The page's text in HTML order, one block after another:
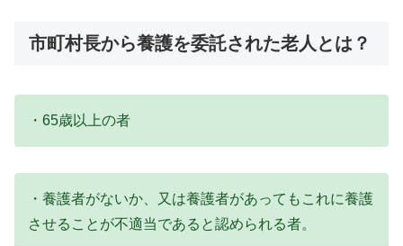
市町村長から養護を委託された老人とは？
・65歳以上の者
・養護者がないか、又は養護者があってもこれに養護
させることが不適当であると認められる者。